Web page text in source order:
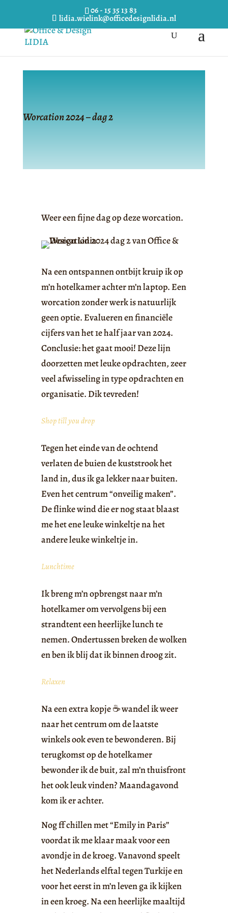
06 - 15 35 13 83
lidia.wielink@officedesignlidia.nl
Worcation 2024 – dag 2
Weer een fijne dag op deze worcation.
Na een ontspannen ontbijt kruip ik op
m’n hotelkamer achter m’n laptop. Een
worcation zonder werk is natuurlijk
geen optie. Evalueren en financiële
cijfers van het 1e half jaar van 2024.
Conclusie: het gaat mooi! Deze lijn
doorzetten met leuke opdrachten, zeer
veel afwisseling in type opdrachten en
organisatie. Dik tevreden!
Shop till you drop
Tegen het einde van de ochtend
verlaten de buien de kuststrook het
land in, dus ik ga lekker naar buiten.
Even het centrum “onveilig maken”.
De flinke wind die er nog staat blaast
me het ene leuke winkeltje na het
andere leuke winkeltje in.
Lunchtime
Ik breng m’n opbrengst naar m’n
hotelkamer om vervolgens bij een
strandtent een heerlijke lunch te
nemen. Ondertussen breken de wolken
en ben ik blij dat ik binnen droog zit.
Relaxen
Na een extra kopje ☕️ wandel ik weer
naar het centrum om de laatste
winkels ook even te bewonderen. Bij
terugkomst op de hotelkamer
bewonder ik de buit, zal m’n thuisfront
het ook leuk vinden? Maandagavond
kom ik er achter.
Nog ff chillen met “Emily in Paris”
voordat ik me klaar maak voor een
avondje in de kroeg. Vanavond speelt
het Nederlands elftal tegen Turkije en
voor het eerst in m’n leven ga ik kijken
in een kroeg. Na een heerlijke maaltijd